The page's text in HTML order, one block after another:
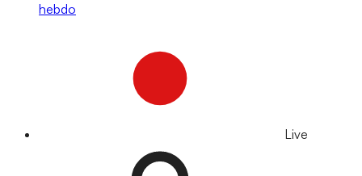
hebdo
Live